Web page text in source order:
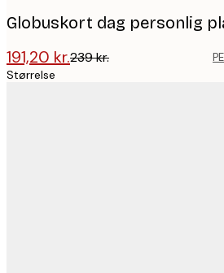
Globuskort dag personlig
191,20 kr.239 kr.
Størrelse